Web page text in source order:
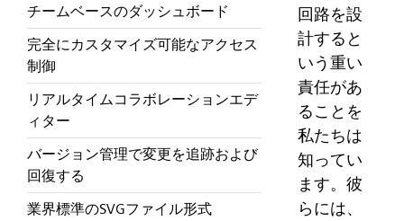
チームベースのダッシュボード
完全にカスタマイズ可能なアクセス
制御
リアルタイムコラボレーションエデ
ィター
バージョン管理で変更を追跡および
回復する
業界標準のSVGファイル形式
回路を設
計すると
いう重い
責任があ
ることを
私たちは
知ってい
ます。彼
らには、